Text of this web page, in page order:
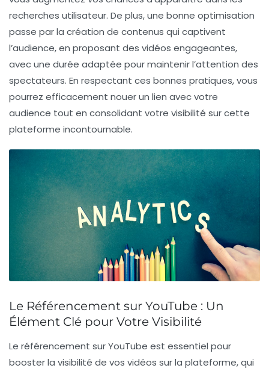
recherches utilisateur. De plus, une bonne optimisation
passe par la création de contenus qui captivent
l’audience, en proposant des vidéos engageantes,
avec une durée adaptée pour maintenir l’attention des
spectateurs. En respectant ces bonnes pratiques, vous
pourrez efficacement nouer un lien avec votre
audience tout en consolidant votre visibilité sur cette
plateforme incontournable.
Le Référencement sur YouTube : Un
Élément Clé pour Votre Visibilité
Le référencement sur YouTube est essentiel pour
booster la visibilité de vos vidéos sur la plateforme, qui